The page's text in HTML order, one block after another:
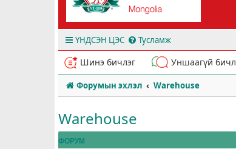
ҮНДСЭН ЦЭС Тусламж
Шинэ бичлэг Уншаагүй
Форумын эхлэл Warehouse
Warehouse
ФОРУМ